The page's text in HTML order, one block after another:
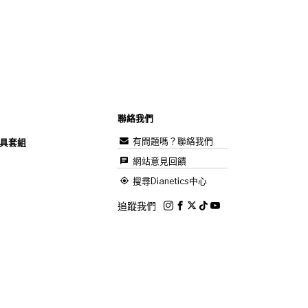
套組
聯絡我們
有問題嗎？聯絡我們
網站意見回饋
搜尋Dianetics中心
追蹤我們